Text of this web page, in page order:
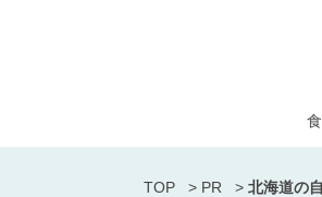
TOP > PR > 北海道の